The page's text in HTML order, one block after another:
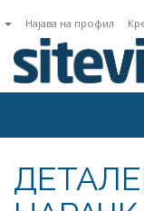
Најава на профил